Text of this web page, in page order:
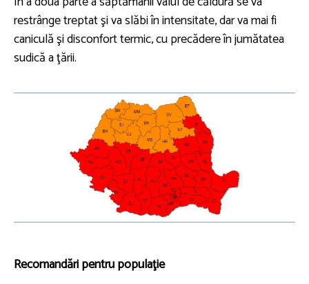
restrânge treptat şi va slăbi în intensitate, dar va mai fi
caniculă şi disconfort termic, cu precădere în jumătatea
sudică a ţării.
Recomandări pentru populaţie